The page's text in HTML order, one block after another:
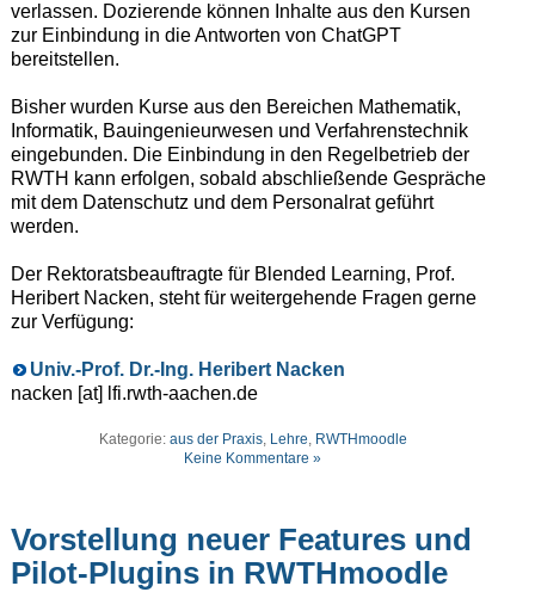
verlassen. Dozierende können Inhalte aus den Kursen
zur Einbindung in die Antworten von ChatGPT
bereitstellen.
Bisher wurden Kurse aus den Bereichen Mathematik,
Informatik, Bauingenieurwesen und Verfahrenstechnik
eingebunden. Die Einbindung in den Regelbetrieb der
RWTH kann erfolgen, sobald abschließende Gespräche
mit dem Datenschutz und dem Personalrat geführt
werden.
Der Rektoratsbeauftragte für Blended Learning, Prof.
Heribert Nacken, steht für weitergehende Fragen gerne
zur Verfügung:
Univ.-Prof. Dr.-Ing. Heribert Nacken
nacken [at] lfi.rwth-aachen.de
Kategorie: aus der Praxis, Lehre, RWTHmoodle
Keine Kommentare »
Vorstellung neuer Features und
Pilot-Plugins in RWTHmoodle